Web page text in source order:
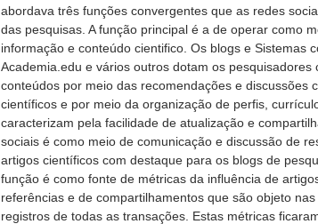
abordava três funções convergentes que as redes
das pesquisas. A função principal é a de operar como
informação e conteúdo cientifico. Os blogs e Sistemas
Academia.edu e vários outros dotam os
conteúdos por meio das recomendações e discussões
científicos e por meio da organização de perfis,
caracterizam pela facilidade de atualização e
sociais é como meio de comunicação e discussão de
artigos científicos com destaque para os blogs de
função é como fonte de métricas da influência de
referências e de compartilhamentos que são objeto
registros de todas as transações. Estas métricas